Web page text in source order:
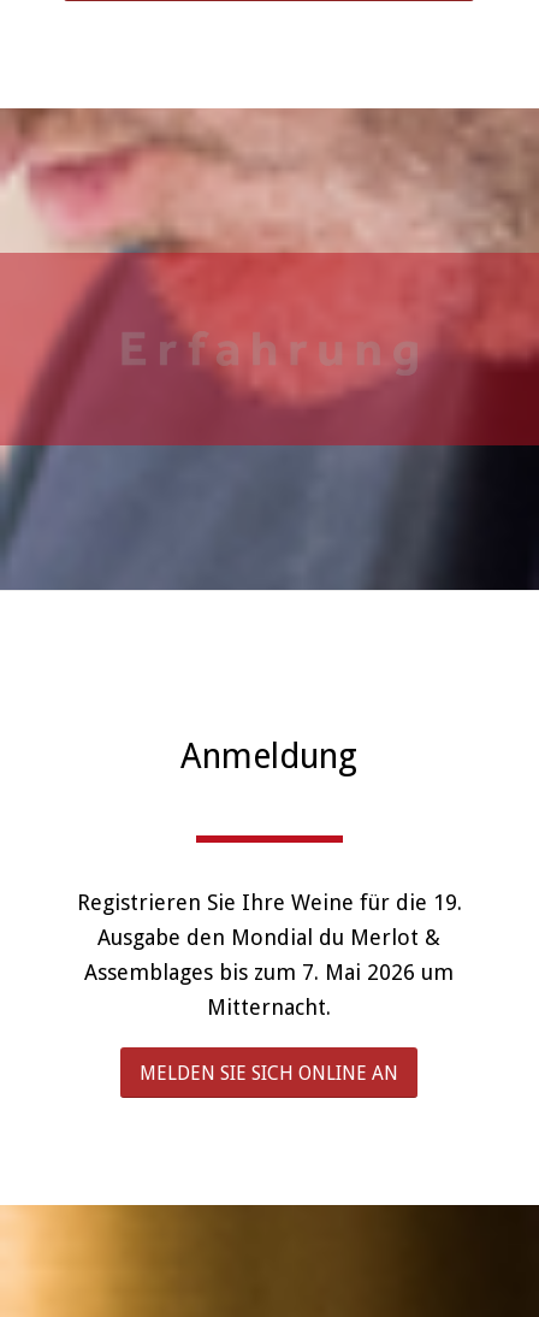
Anmeldung
Registrieren Sie Ihre Weine für die 19.
Ausgabe den Mondial du Merlot &
Assemblages bis zum 7. Mai 2026 um
Mitternacht.
MELDEN SIE SICH ONLINE AN